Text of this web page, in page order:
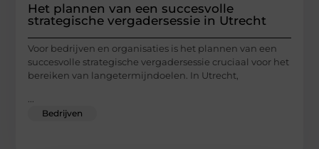
Het plannen van een succesvolle
strategische vergadersessie in Utrecht
Voor bedrijven en organisaties is het plannen van een
succesvolle strategische vergadersessie cruciaal voor het
bereiken van langetermijndoelen. In Utrecht,
...
Bedrijven